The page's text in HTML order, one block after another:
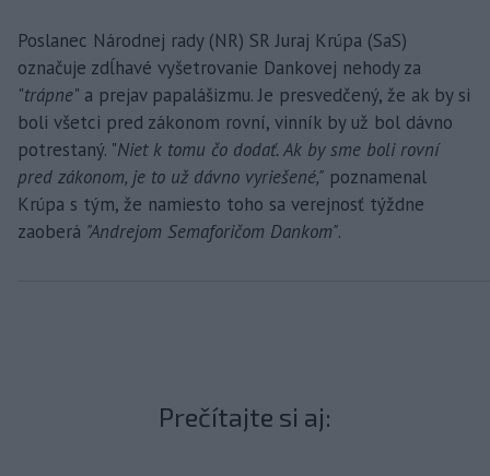
Poslanec Národnej rady (NR) SR Juraj Krúpa (SaS)
označuje zdĺhavé vyšetrovanie Dankovej nehody za
"trápne" a prejav papalášizmu. Je presvedčený, že ak by si
boli všetci pred zákonom rovní, vinník by už bol dávno
potrestaný. "Niet k tomu čo dodať. Ak by sme boli rovní
pred zákonom, je to už dávno vyriešené," poznamenal
Krúpa s tým, že namiesto toho sa verejnosť týždne
zaoberá "Andrejom Semaforičom Dankom".
Prečítajte si aj: